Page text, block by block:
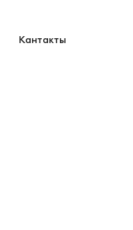
Кантакты